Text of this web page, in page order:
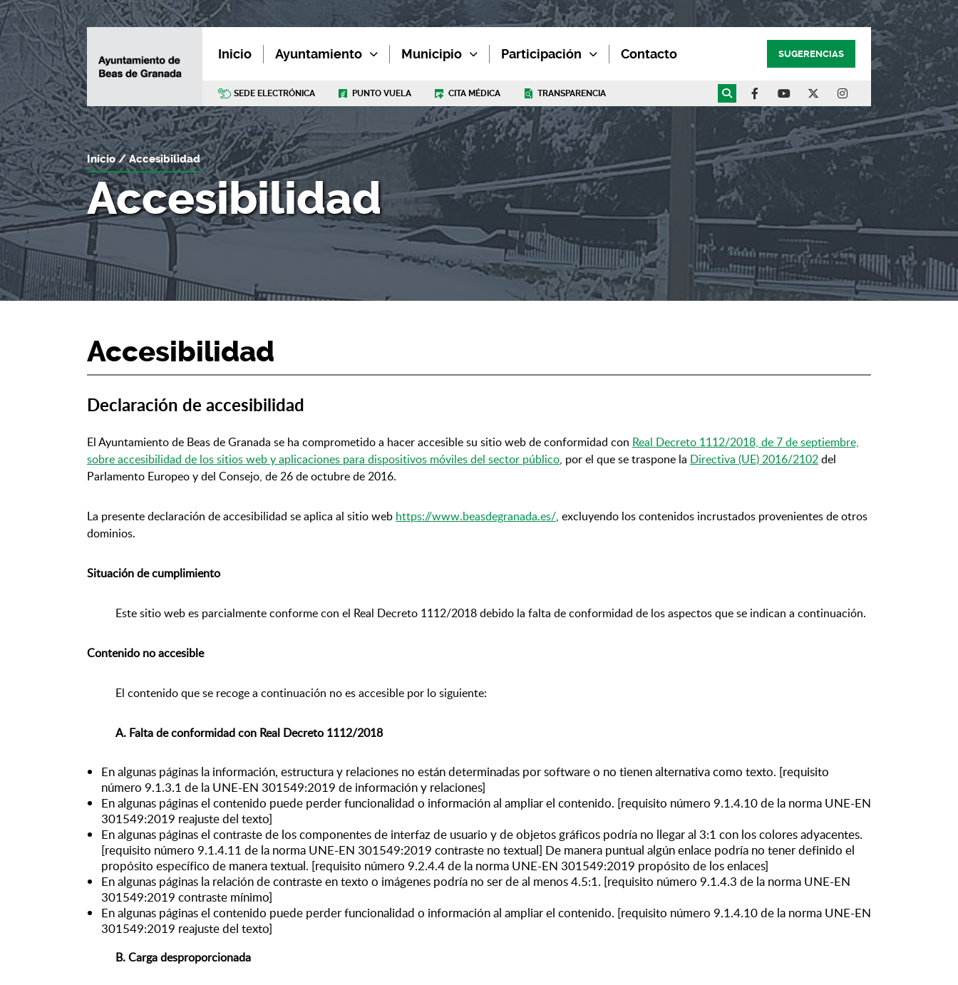
Inicio Ayuntamiento Municipio Participación Contacto SUGERENCIAS
SEDE ELECTRÓNICA PUNTO VUELA CITA MÉDICA TRANSPARENCIA
Accesibilidad
Inicio Accesibilidad
Accesibilidad
Declaración de accesibilidad
El Ayuntamiento de Beas de Granada se ha comprometido a hacer accesible su sitio web de conformidad con Real Decreto 1112/2018, de 7 de septiembre,
sobre accesibilidad de los sitios web y aplicaciones para dispositivos móviles del sector público, por el que se traspone la Directiva (UE) 2016/2102del
Parlamento Europeo y del Consejo, de 26 de octubre de 2016.
La presente declaración de accesibilidad se aplica al sitio web https://www.beasdegranada.es/, excluyendo los contenidos incrustados provenientes de otros
dominios.
Situación de cumplimiento
Este sitio web es parcialmente conforme con el Real Decreto 1112/2018 debido la falta de conformidad de los aspectos que se indican a continuación.
Contenido no accesible
El contenido que se recoge a continuación no es accesible por lo siguiente:
A. Falta de conformidad con Real Decreto 1112/2018
En algunas páginas la información, estructura y relaciones no están determinadas por software o no tienen alternativa como texto. [requisito
número 9.1.3.1 de la UNE-EN 301549:2019 de información y relaciones]
En algunas páginas el contenido puede perder funcionalidad o información al ampliar el contenido. [requisito número 9.1.4.10 de la norma UNE-EN
301549:2019 reajuste del texto]
En algunas páginas el contraste de los componentes de interfaz de usuario y de objetos gráficos podría no llegar al 3:1 con los colores adyacentes.
[requisito número 9.1.4.11 de la norma UNE-EN 301549:2019 contraste no textual] De manera puntual algún enlace podría no tener definido el
propósito específico de manera textual. [requisito número 9.2.4.4 de la norma UNE-EN 301549:2019 propósito de los enlaces]
En algunas páginas la relación de contraste en texto o imágenes podría no ser de al menos 4.5:1. [requisito número 9.1.4.3 de la norma UNE-EN
301549:2019 contraste mínimo]
En algunas páginas el contenido puede perder funcionalidad o información al ampliar el contenido. [requisito número 9.1.4.10 de la norma UNE-EN
301549:2019 reajuste del texto]
B. Carga desproporcionada